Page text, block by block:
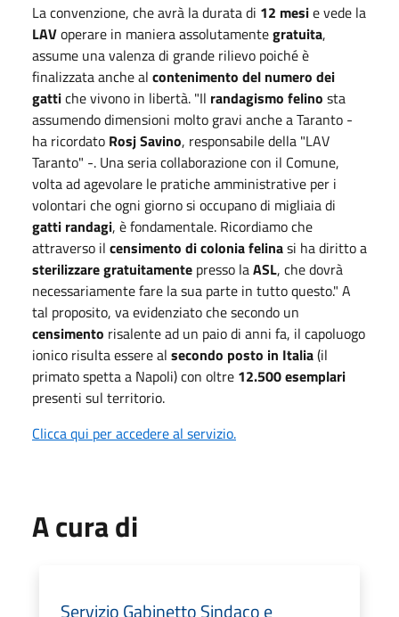
La convenzione, che avrà la durata di 12 mesie vede la
LAVoperare in maniera assolutamentegratuita,
assume una valenza di grande rilievo poiché è
finalizzata anche al contenimento del numero dei
gattiche vivono in libertà. "Il randagismo felino sta
assumendo dimensioni molto gravi anche a Taranto -
ha ricordato Rosj Savino, responsabile della "LAV
Taranto" -. Una seria collaborazione con il Comune,
volta ad agevolare le pratiche amministrative per i
volontari che ogni giorno si occupano di migliaia di
gatti randagi, è fondamentale. Ricordiamo che
attraverso il censimento di colonia felinasi ha diritto a
sterilizzare gratuitamente presso laASL, che dovrà
necessariamente fare la sua parte in tutto questo." A
tal proposito, va evidenziato che secondo un
censimento risalente ad un paio di anni fa, il capoluogo
ionico risulta essere al secondo posto in Italia(il
primato spetta a Napoli) con oltre 12.500 esemplari
presenti sul territorio.
Clicca qui per accedere al servizio.
A cura di
Servizio Gabinetto Sindaco e